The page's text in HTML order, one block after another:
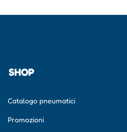
SHOP
Catalogo pneumatici
Promozioni